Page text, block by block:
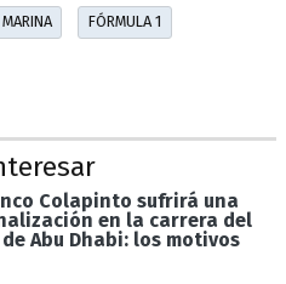
FÓRMULA 1
Colapinto sufrirá una
en la carrera del
de Abu Dhabi: los motivos